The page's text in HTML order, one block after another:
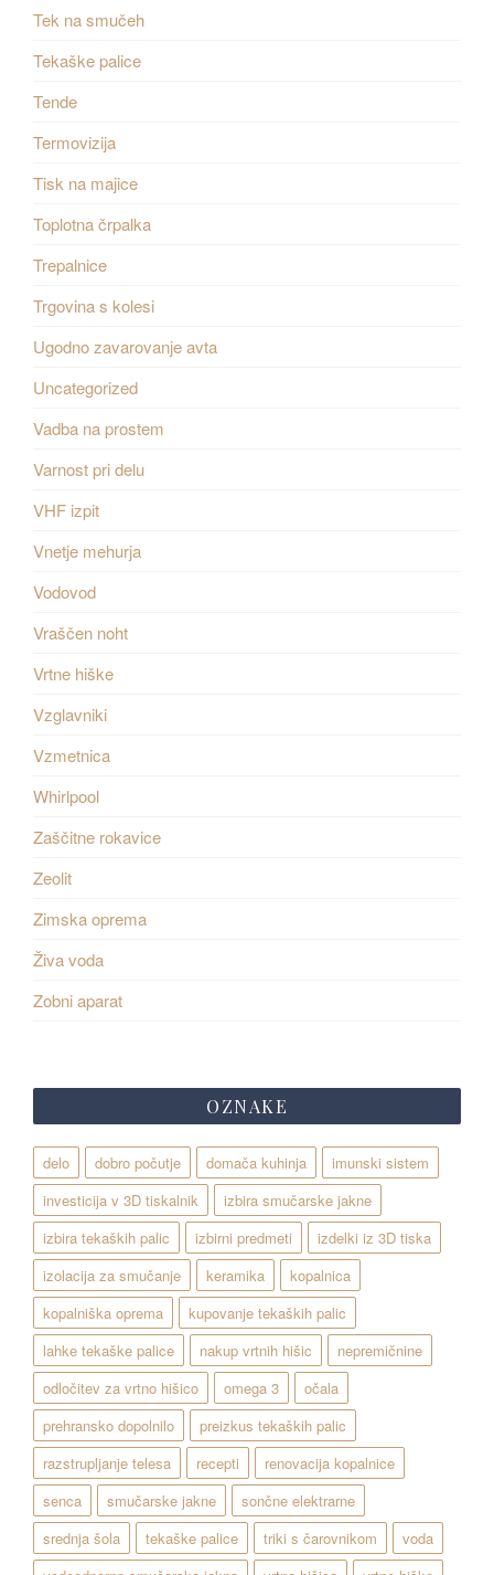
Tek na smučeh
Tekaške palice
Tende
Termovizija
Tisk na majice
Toplotna črpalka
Trepalnice
Trgovina s kolesi
Ugodno zavarovanje avta
Uncategorized
Vadba na prostem
Varnost pri delu
VHF izpit
Vnetje mehurja
Vodovod
Vraščen noht
Vrtne hiške
Vzglavniki
Vzmetnica
Whirlpool
Zaščitne rokavice
Zeolit
Zimska oprema
Živa voda
Zobni aparat
OZNAKE
delo dobro počutje domača kuhinja
imunski sistem
investicija v 3D tiskalnik
izbira smučarske jakne
izbira tekaških palic
izbirni predmeti
izdelki iz 3D tiska
izolacija za smučanje
keramika
kopalnica
kopalniška oprema
kupovanje tekaških palic
lahke tekaške palice
nakup vrtnih hišic
nepremičnine
odločitev za vrtno hišico
omega 3
očala
prehransko dopolnilo
preizkus tekaških palic
razstrupljanje telesa
recepti
renovacija kopalnice
senca
smučarske jakne
sončne elektrarne
srednja šola
tekaške palice triki s čarovnikom
voda